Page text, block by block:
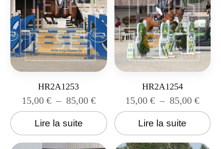
HR2A1253
15,00 € – 85,00 €
Lire la suite
HR2A1254
15,00€ – 85,00€
Lire la suite